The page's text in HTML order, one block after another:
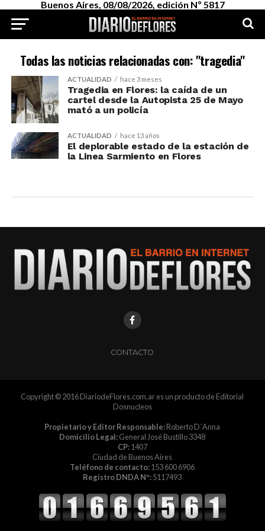
Buenos Aires, 08/08/2026, edición Nº 5817
Todas las noticias relacionadas con: "tragedia"
ACTUALIDAD hace 3 meses
Tragedia en Flores: la caída de un
cartel desde la Autopista 25 de Mayo
mató a un policía
ACTUALIDAD hace 13 años
El deplorable estado de la estación de
la Linea Sarmiento en Flores
CONTACTO
Copyright © 2016 DiariodeFlores.com.ar es un producto de Editorial
Dosnucleos
Propietario y Editor Responsable:Roberto D´Anna
Domicilio Legal:General José Bustillo 3348
CP:1407
Ciudad de Buenos Aires
Teléfono de contacto:153 600 6906
Registro DNDA Nº:5117493